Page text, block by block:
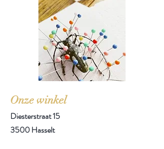
Onze winkel
Diesterstraat 15
3500 Hasselt